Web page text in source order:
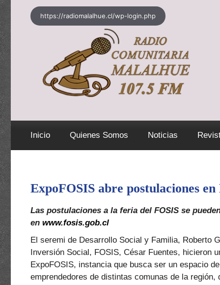
Saltar
al
contenido
https://radiomalalhue.cl/wp-login.php
Inicio Quienes Somos Noticias
ExpoFOSIS abre postulaciones en
Las postulaciones a la feria del FOSIS se
en www.fosis.gob.cl
El seremi de Desarrollo Social y Familia, Roberto
Inversión Social, FOSIS, César Fuentes, hicieron
ExpoFOSIS, instancia que busca ser un espacio
emprendedores de distintas comunas de la